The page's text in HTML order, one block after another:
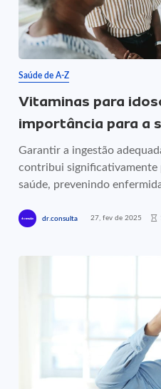
Saúde de A-Z
Vitaminas para
importância para a
Garantir a ingestão
contribui significativamente
saúde, prevenindo
dr.consulta 27, fev de 2025